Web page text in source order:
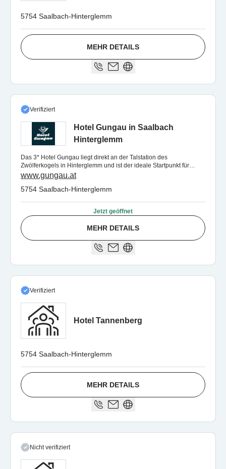
5754 Saalbach-Hinterglemm
MEHR DETAILS
Verifiziert
Hotel Gungau in Saalbach
Hinterglemm
Das 3* Hotel Gungau liegt direkt an der Talstation des
Zwölferkogels in Hinterglemm und ist der ideale Startpunkt für
Sommer- und Winterurlaube.
www.gungau.at
5754 Saalbach-Hinterglemm
Jetzt geöffnet
MEHR DETAILS
Verifiziert
Hotel Tannenberg
5754 Saalbach-Hinterglemm
MEHR DETAILS
Nicht verifiziert